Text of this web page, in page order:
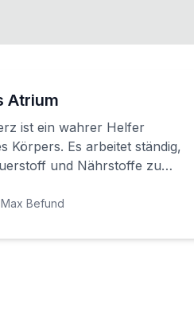
Atrium
ist ein wahrer Helfer
Körpers. Es arbeitet ständig,
und Nährstoffe zu
Aber wie genau
das H...
Max Befund